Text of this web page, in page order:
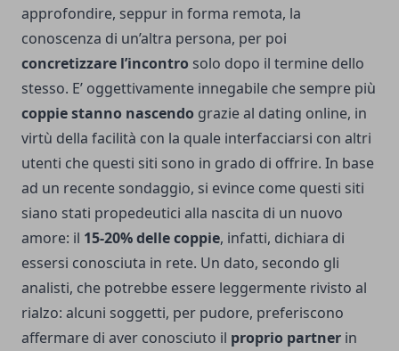
approfondire, seppur in forma remota, la
conoscenza di un’altra persona, per poi
concretizzare l’incontro solo dopo il termine dello
stesso. E’ oggettivamente innegabile che sempre più
coppie stanno nascendo grazie al dating online, in
virtù della facilità con la quale interfacciarsi con altri
utenti che questi siti sono in grado di offrire. In base
ad un recente sondaggio, si evince come questi siti
siano stati propedeutici alla nascita di un nuovo
amore: il 15-20% delle coppie, infatti, dichiara di
essersi conosciuta in rete. Un dato, secondo gli
analisti, che potrebbe essere leggermente rivisto al
rialzo: alcuni soggetti, per pudore, preferiscono
affermare di aver conosciuto il proprio partner in